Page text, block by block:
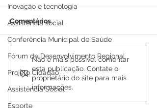
Inovação e tecnologia
Assistência social
Conferência Municipal de Saúde
Fórum de Desenvolvimento Regional
Projeto Cidadão
Assistência Social
Esporte
Prefeitura de Brasiléia
participa de agendas de
intercâmbio em
Rondônia
Comentários
Não é mais possível comentar
esta publicação. Contate o
proprietário do site para mais
informações.